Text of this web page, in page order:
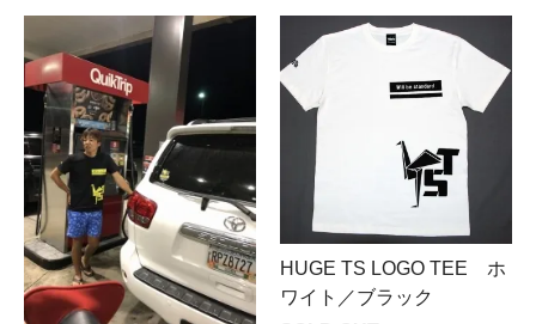
HUGE TS LOGO TEE ホ
ワイト／ブラック